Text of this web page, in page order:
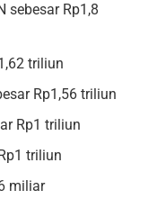
sebesar Rp1,8
triliun
Rp1,56 triliun
Rp1 triliun
triliun
miliar